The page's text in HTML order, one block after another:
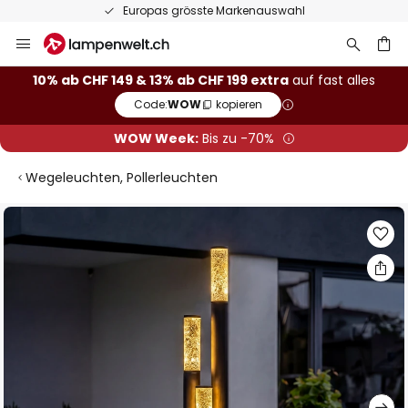
Europas grösste Markenauswahl
Inhalt
springen
10% ab CHF 149 & 13% ab CHF 199 extra auf fast alles
Code:WOW kopieren
WOW Week:Bis zu -70%
Wegeleuchten, Pollerleuchten
Zum
Ende